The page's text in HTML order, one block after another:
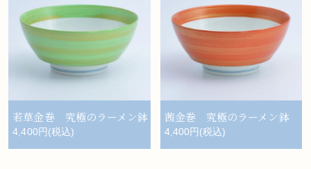
若草金巻 究極のラーメン鉢
4,400円(税込)
茜金巻 究極のラーメン鉢
4,400円(税込)